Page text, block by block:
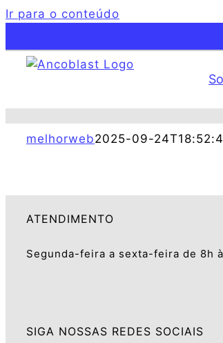
Ir para o conteúdo
melhorweb2025-09-
ATENDIMENTO
Segunda-feira a sexta-feira de 8h
SIGA NOSSAS REDES SOCIAIS